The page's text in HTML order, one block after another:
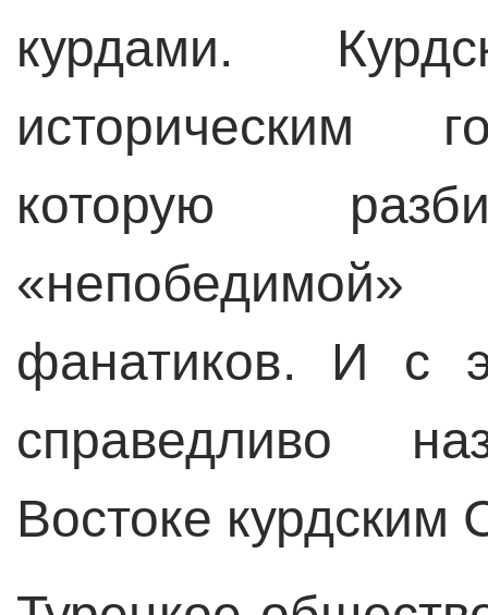
курдами.
историческим
которую
«непобедимой»
фанатиков. И с
справедливо
Востоке курдским